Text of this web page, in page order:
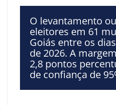
O levantamento
eleitores em 61
Goiás entre os
de 2026. A
2,8 pontos
de confiança de